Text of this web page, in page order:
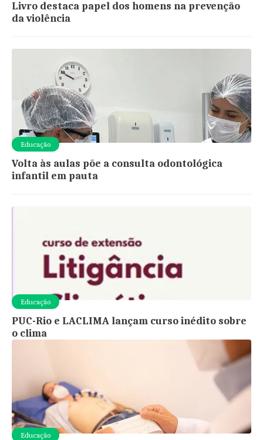
Livro destaca papel dos homens na prevenção
da violência
Educação
Volta às aulas põe a consulta odontológica
infantil em pauta
Educação
PUC-Rio e LACLIMA lançam curso inédito sobre
o clima
Educação